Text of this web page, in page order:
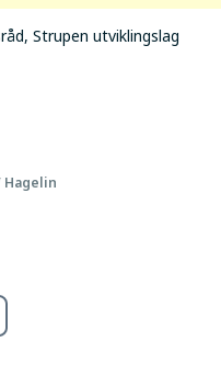
Strupen utviklingslag
Hagelin